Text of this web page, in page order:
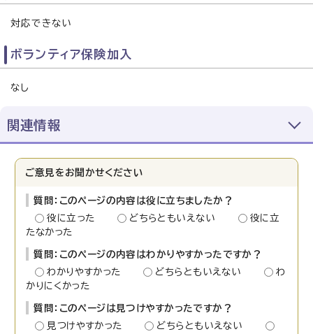
対応できない
ボランティア保険加入
なし
関連情報
ご意見をお聞かせください
質問：このページの内容は役に立ちましたか？
役に立った
どちらともいえない
役に立
たなかった
質問：このページの内容はわかりやすかったですか？
わかりやすかった
どちらともいえない
わ
かりにくかった
質問：このページは見つけやすかったですか？
見つけやすかった
どちらともいえない